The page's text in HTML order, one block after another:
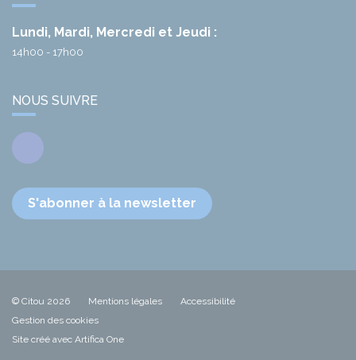
Lundi, Mardi, Mercredi et Jeudi :
14h00 - 17h00
NOUS SUIVRE
Facebook
S'abonner à la newsletter
© Citou 2026 Mentions légales
Accessibilité
Gestion des cookies
Site créé avec Artifica One